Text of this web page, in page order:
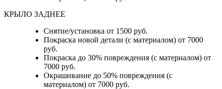
КРЫЛО ЗАДНЕЕ
Снятие/установка от 1500 руб.
Покраска новой детали (с материалом) от 7000
руб.
Покраска до 30% повреждения (с материалом) от
7000 руб.
Окрашивание до 50% повреждения (с
материалом) от 7000 руб.